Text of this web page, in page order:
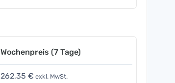
Wochenpreis (7 Tage)
262,35 € exkl. MwSt.